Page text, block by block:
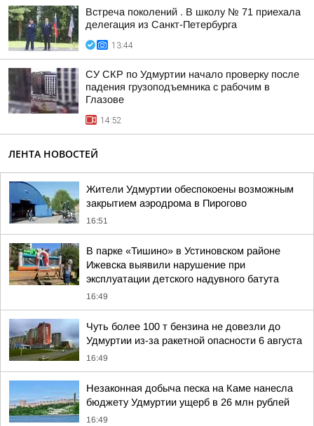
Встреча поколений . В школу № 71 приехала
делегация из Санкт-Петербурга
13:44
СУ СКР по Удмуртии начало проверку после
падения грузоподъемника с рабочим в
Глазове
14:52
ЛЕНТА НОВОСТЕЙ
Жители Удмуртии обеспокоены возможным
закрытием аэродрома в Пирогово
16:51
В парке «Тишино» в Устиновском районе
Ижевска выявили нарушение при
эксплуатации детского надувного батута
16:49
Чуть более 100 т бензина не довезли до
Удмуртии из-за ракетной опасности 6 августа
16:49
Незаконная добыча песка на Каме нанесла
бюджету Удмуртии ущерб в 26 млн рублей
16:49